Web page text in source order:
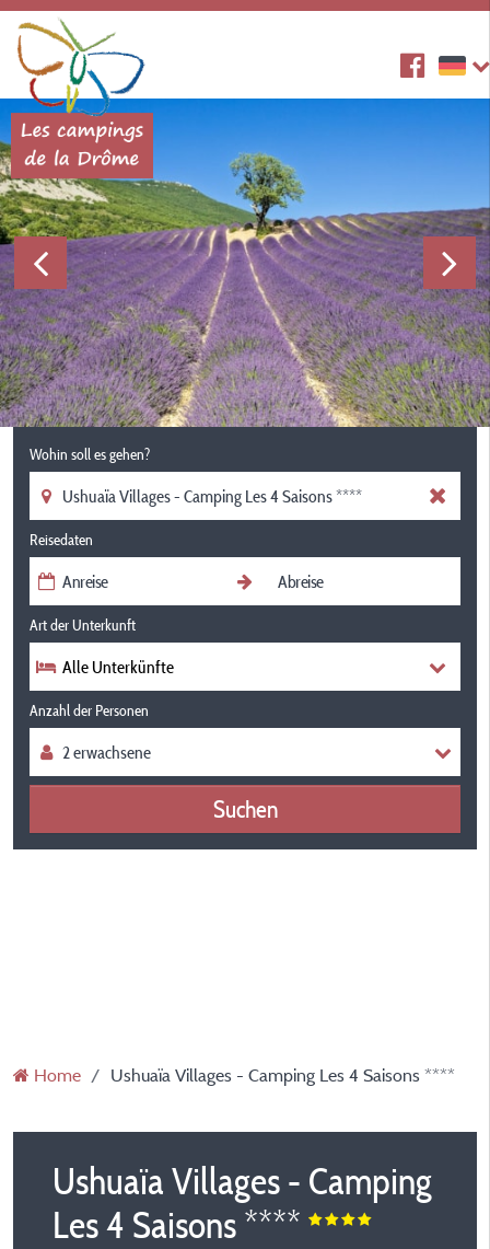
Wohin soll es gehen?
Reisedaten
Art der Unterkunft
Alle Unterkünfte
Anzahl der Personen
Suchen
Home Ushuaïa Villages - Camping Les 4 Saisons ****
Ushuaïa Villages - Camping
Les 4 Saisons ****